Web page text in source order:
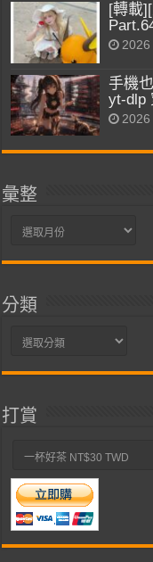
[轉載
2026
手機
yt-dlp
2026
彙整
彙
分類
分
打賞